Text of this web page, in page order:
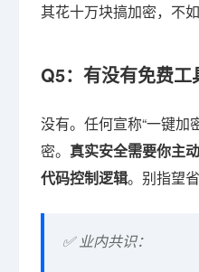
其花十万块搞加密，不
Q5：有没有免费工
没有。任何宣称“一键加
密。 真实安全需要你主
代码控制逻辑。别指望省
✅ 业内共识：